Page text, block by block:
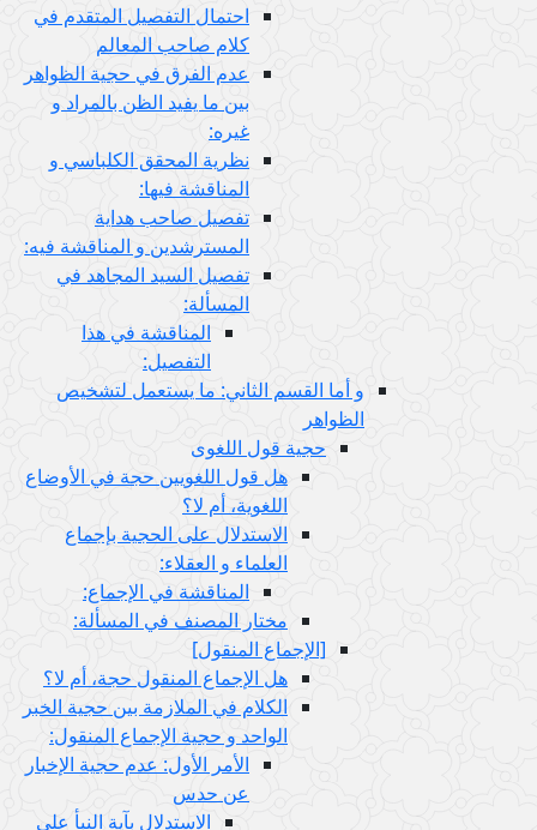
احتمال التفصيل المتقدم في
كلام صاحب المعالم
عدم الفرق في حجية الظواهر
بين ما يفيد الظن بالمراد و
نظرية المحقق الكلباسي و
تفصيل صاحب هداية
المسترشدين و المناقشة فيه:
تفصيل السيد المجاهد في
المناقشة في هذا
و أما القسم الثاني: ما يستعمل لتشخيص
حجية قول اللغوى
هل قول اللغويين حجة في الأوضاع
الاستدلال على الحجية بإجماع
المناقشة في الإجماع:
مختار المصنف في المسألة:
[الإجماع المنقول‏]
هل الإجماع المنقول حجة، أم لا؟
الكلام في الملازمة بين حجية الخبر
الواحد و حجية الإجماع المنقول:
الأمر الأول: عدم حجية الإخبار
الاستدلال بآية النبأ على